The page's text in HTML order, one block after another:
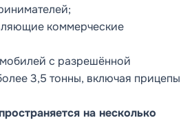
коммерческие
с разрешённой
3,5 тонны, включая прицепы
на несколько